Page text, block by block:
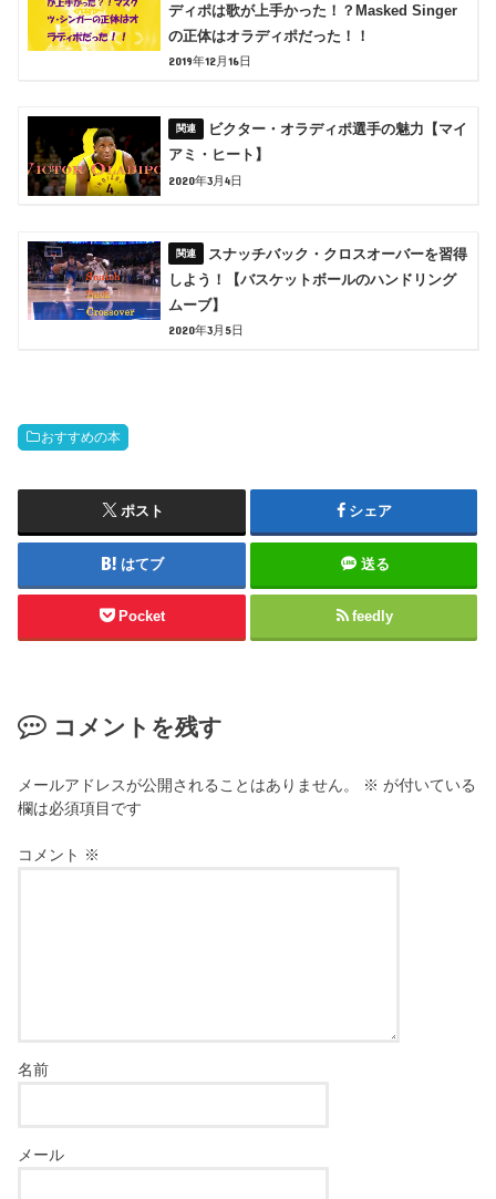
ディポは歌が上手かった！？Masked Singer
の正体はオラディポだった！！
2019年12月16日
ビクター・オラディポ選手の魅力【マイ
アミ・ヒート】
2020年3月4日
スナッチバック・クロスオーバーを習得
しよう！【バスケットボールのハンドリング
ムーブ】
2020年3月5日
おすすめの本
ポスト シェア
はてブ 送る
Pocket feedly
コメントを残す
メールアドレスが公開されることはありません。 ※ が付いている
欄は必須項目です
コメント ※
名前
メール